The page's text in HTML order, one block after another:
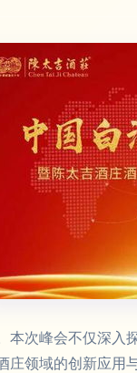
次峰会不仅深入
领域的创新应用